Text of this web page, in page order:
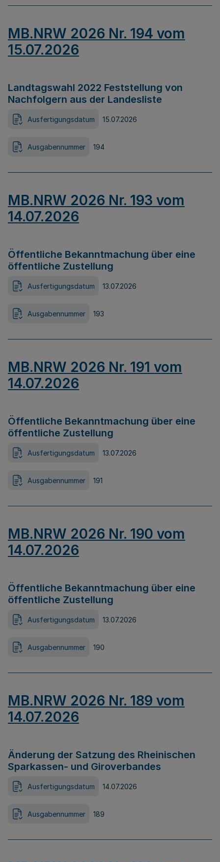
MB.NRW 2026 Nr. 194 vom
15.07.2026
Landtagswahl 2022 Feststellung von
Nachfolgern aus der Landesliste
Ausfertigungsdatum 15.07.2026
Ausgabennummer 194
MB.NRW 2026 Nr. 193 vom
14.07.2026
Öffentliche Bekanntmachung über eine
öffentliche Zustellung
Ausfertigungsdatum 13.07.2026
Ausgabennummer 193
MB.NRW 2026 Nr. 191 vom
14.07.2026
Öffentliche Bekanntmachung über eine
öffentliche Zustellung
Ausfertigungsdatum 13.07.2026
Ausgabennummer 191
MB.NRW 2026 Nr. 190 vom
14.07.2026
Öffentliche Bekanntmachung über eine
öffentliche Zustellung
Ausfertigungsdatum 13.07.2026
Ausgabennummer 190
MB.NRW 2026 Nr. 189 vom
14.07.2026
Änderung der Satzung des Rheinischen
Sparkassen- und Giroverbandes
Ausfertigungsdatum 14.07.2026
Ausgabennummer 189